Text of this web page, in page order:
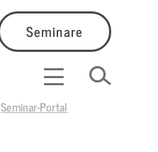
Seminare
Seminar-Portal